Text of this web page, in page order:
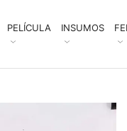
PELÍCULA INSUMOS